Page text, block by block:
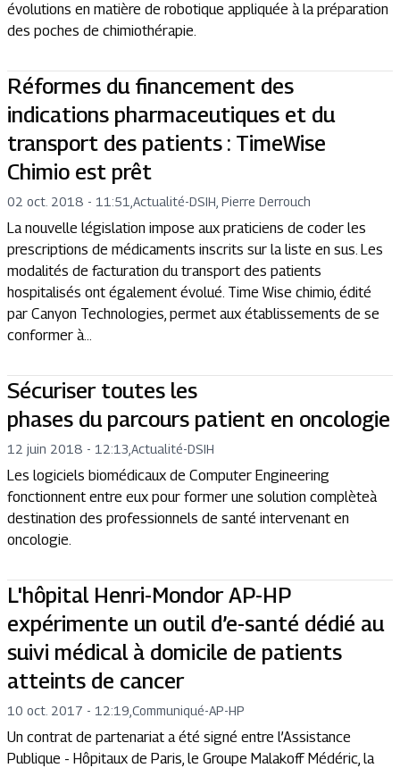
évolutions en matière de robotique appliquée à la préparation
des poches de chimiothérapie.
Réformes du financement des
indications pharmaceutiques et du
transport des patients : TimeWise
Chimio est prêt
02 oct. 2018 - 11:51 Actualité-DSIH, Pierre Derrouch
La nouvelle législation impose aux praticiens de coder les
prescriptions de médicaments inscrits sur la liste en sus. Les
modalités de facturation du transport des patients
hospitalisés ont également évolué. Time Wise chimio, édité
par Canyon Technologies, permet aux établissements de se
conformer à...
Sécuriser toutes les
phases du parcours patient en oncologie
12 juin 2018 - 12:13 Actualité-DSIH
Les logiciels biomédicaux de Computer Engineering
fonctionnent entre eux pour former une solution complèteà
destination des professionnels de santé intervenant en
oncologie.
L'hôpital Henri-Mondor AP-HP
expérimente un outil d’e-santé dédié au
suivi médical à domicile de patients
atteints de cancer
10 oct. 2017 - 12:19 Communiqué-AP-HP
Un contrat de partenariat a été signé entre l’Assistance
Publique - Hôpitaux de Paris, le Groupe Malakoff Médéric, la